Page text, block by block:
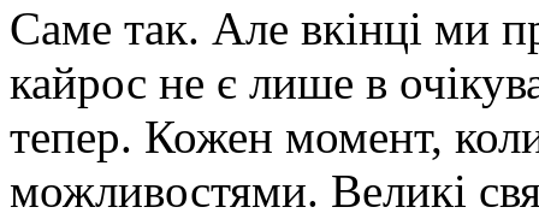
Саме так. Але вкінці ми
кайрос не є лише в
тепер. Кожен момент,
можливостями. Великі